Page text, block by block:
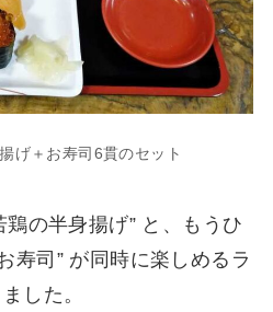
げ＋お寿司6貫のセット
の半身揚げ” と、もうひ
寿司” が同時に楽しめるラ
した。